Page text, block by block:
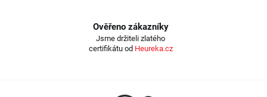
Ověřeno zákazníky
Jsme držiteli zlatého
certifikátu od Heureka.cz